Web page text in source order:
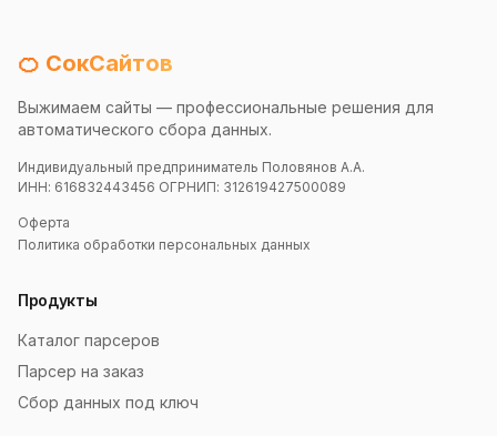
🍊 СокСайтов
Выжимаем сайты — профессиональные решения для
автоматического сбора данных.
Индивидуальный предприниматель Половянов А.А.
ИНН: 616832443456 ОГРНИП: 312619427500089
Оферта
Политика обработки персональных данных
Продукты
Каталог парсеров
Парсер на заказ
Сбор данных под ключ